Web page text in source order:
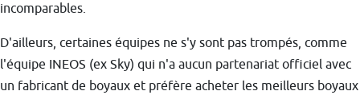
incomparables.
D'ailleurs, certaines équipes ne s'y sont pas trompés, comme
l'équipe INEOS (ex Sky) qui n'a aucun partenariat officiel avec
un fabricant de boyaux et préfère acheter les meilleurs boyaux